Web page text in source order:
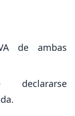
de ambas